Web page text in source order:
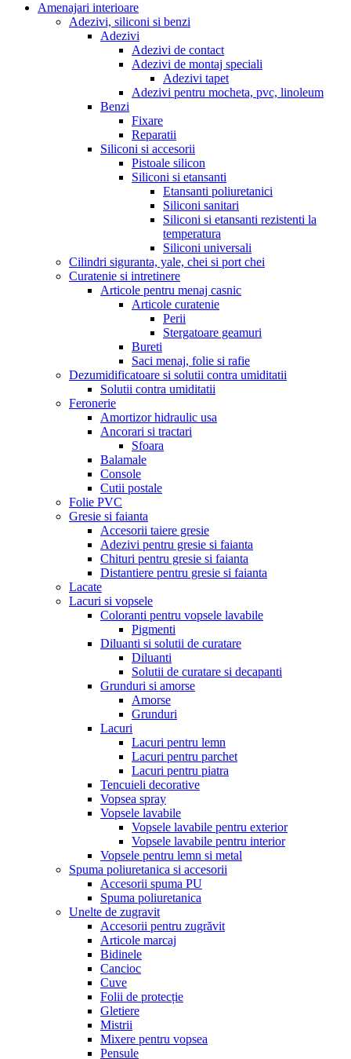
Amenajari interioare
Adezivi, siliconi si benzi
Adezivi
Adezivi de contact
Adezivi de montaj speciali
Adezivi tapet
Adezivi pentru mocheta, pvc, linoleum
Benzi
Fixare
Reparatii
Siliconi si accesorii
Pistoale silicon
Siliconi si etansanti
Etansanti poliuretanici
Siliconi sanitari
Siliconi si etansanti rezistenti la
temperatura
Siliconi universali
Cilindri siguranta, yale, chei si port chei
Curatenie si intretinere
Articole pentru menaj casnic
Articole curatenie
Perii
Stergatoare geamuri
Bureti
Saci menaj, folie si rafie
Dezumidificatoare si solutii contra umiditatii
Solutii contra umiditatii
Feronerie
Amortizor hidraulic usa
Ancorari si tractari
Sfoara
Balamale
Console
Cutii postale
Folie PVC
Gresie si faianta
Accesorii taiere gresie
Adezivi pentru gresie si faianta
Chituri pentru gresie si faianta
Distantiere pentru gresie si faianta
Lacate
Lacuri si vopsele
Coloranti pentru vopsele lavabile
Pigmenti
Diluanti si solutii de curatare
Diluanti
Solutii de curatare si decapanti
Grunduri si amorse
Amorse
Grunduri
Lacuri
Lacuri pentru lemn
Lacuri pentru parchet
Lacuri pentru piatra
Tencuieli decorative
Vopsea spray
Vopsele lavabile
Vopsele lavabile pentru exterior
Vopsele lavabile pentru interior
Vopsele pentru lemn si metal
Spuma poliuretanica si accesorii
Accesorii spuma PU
Spuma poliuretanica
Unelte de zugravit
Accesorii pentru zugrăvit
Articole marcaj
Bidinele
Cancioc
Cuve
Folii de protecție
Gletiere
Mistrii
Mixere pentru vopsea
Pensule